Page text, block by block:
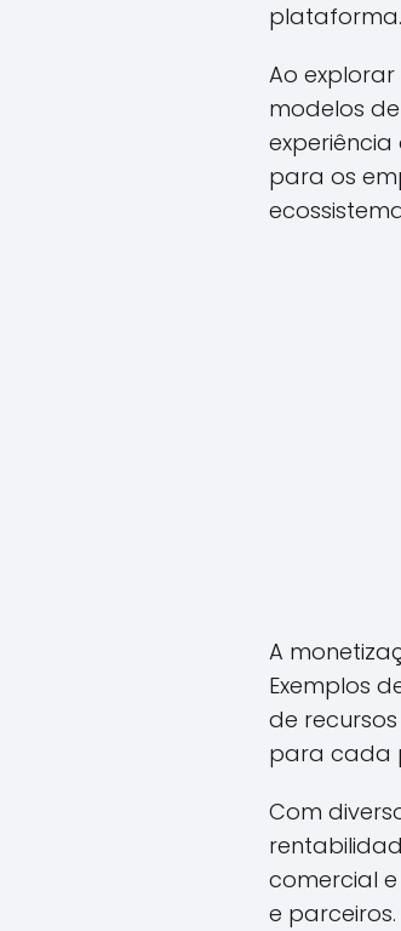
plataforma.
Ao explorar
modelos
para os
A
Exemplos
de
para cada
Com
comercial
e